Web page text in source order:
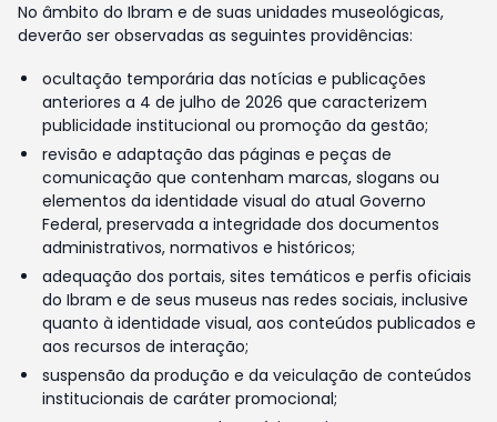
No âmbito do Ibram e de suas unidades museológicas,
deverão ser observadas as seguintes providências:
ocultação temporária das notícias e publicações
anteriores a 4 de julho de 2026 que caracterizem
publicidade institucional ou promoção da gestão;
revisão e adaptação das páginas e peças de
comunicação que contenham marcas, slogans ou
elementos da identidade visual do atual Governo
Federal, preservada a integridade dos documentos
administrativos, normativos e históricos;
adequação dos portais, sites temáticos e perfis oficiais
do Ibram e de seus museus nas redes sociais, inclusive
quanto à identidade visual, aos conteúdos publicados e
aos recursos de interação;
suspensão da produção e da veiculação de conteúdos
institucionais de caráter promocional;